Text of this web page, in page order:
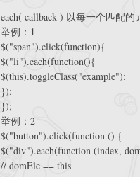
each( callback ) 以每一个匹配
举例：1
$("span").click(function){
$("li").each(function(){
$(this).toggleClass("example");
});
});
举例：2
$("button").click(function () {
$("div").each(function (index,
// domEle == this